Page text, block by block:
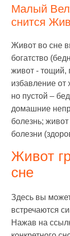
Малый
снится
Живот во сне
богатство
живот - тощий,
избавление от
но пустой –
домашние
болезнь;
болезни
Живот
сне
Здесь вы
встречаются
Нажав на